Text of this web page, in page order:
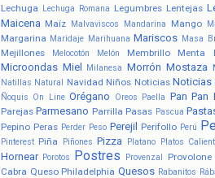
Lechuga Lechuga Romana Legumbres Lentejas
Maicena Maíz Malvaviscos Mandarina Mango
Margarina Maridaje Marihuana Mariscos Masa
Mejillones Melocotón Melón Membrillo Menta
Microondas Miel Milanesa Morrón Mostaza
Natillas Natural Navidad Niños Noticias Noticias
Ñoquis On Line Orégano Oreos Paella Pan Pan
Parejas Parmesano Parrilla Pasas Pascua
Pepino Peras Perder Peso Perejil Perifollo Perú
Pinterest Piña Piñones Pizza Platano Platos
Hornear Porotos Postres Provenzal Provolone
Cabra Queso Philadelphia Quesos Rabanitos